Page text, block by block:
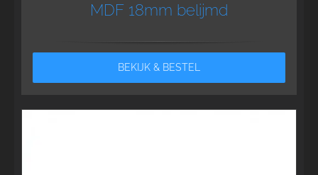
MDF 18mm belijmd
BEKIJK & BESTEL